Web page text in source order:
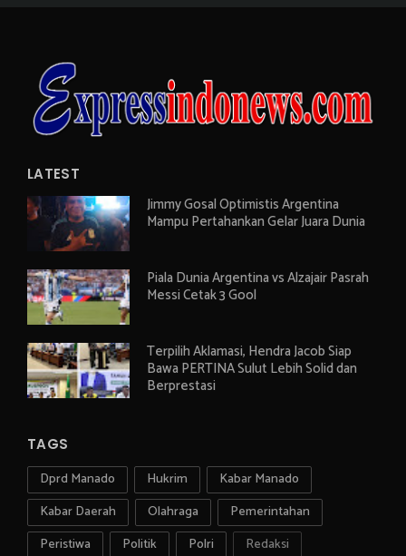
LATEST
Jimmy Gosal Optimistis Argentina
Mampu Pertahankan Gelar Juara Dunia
Piala Dunia Argentina vs Alzajair Pasrah
Messi Cetak 3 Gool
Terpilih Aklamasi, Hendra Jacob Siap
Bawa PERTINA Sulut Lebih Solid dan
Berprestasi
TAGS
Dprd Manado Hukrim
Kabar Manado
Kabar Daerah
Olahraga
Pemerintahan
Peristiwa
Politik Polri Redaksi